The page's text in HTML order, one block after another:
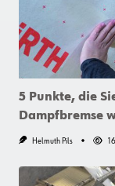
5 Punkte, die
Dampfbremse
Helmuth Pils